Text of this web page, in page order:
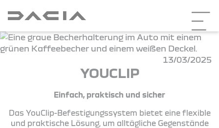
13/03/2025
YOUCLIP
Einfach, praktisch und sicher
Das YouClip-Befestigungssystem bietet eine flexible
und praktische Lösung, um alltägliche Gegenstände